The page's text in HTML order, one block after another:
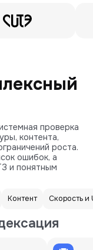
проверка
контента,
роста.
ошибок, а
и понятным
Контент Скорость и